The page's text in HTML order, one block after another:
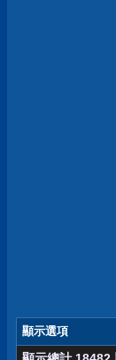
顯示選項